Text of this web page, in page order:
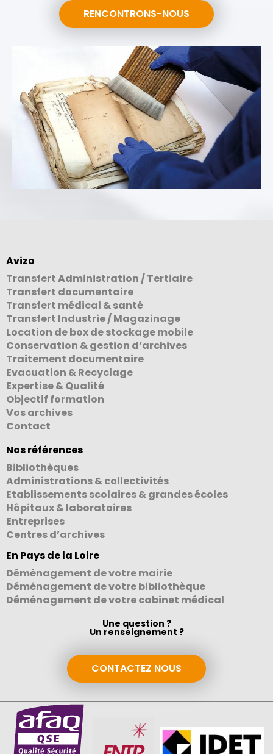
RENCONTRONS-NOUS
Avizo
Transfert Administration / Tertiaire
Transfert documentaire
Transfert médical & santé
Transfert Industrie / Magazinage
Location de box de stockage mobile
Conservation & gestion d’archives
Traitement documentaire
Evacuation & Recyclage
Expertise & Qualité
Objectif formation
Vos archives
Contact
Nos références
Bibliothèques
Administrations & collectivités
Etablissements scolaires & grandes écoles
Hôpitaux & laboratoires
Entreprises
Centres d’archives
En Pays de la Loire
Déménagement de votre mairie
Déménagement de votre bibliothèque
Déménagement de votre cabinet médical
Une question ?
Un renseignement ?
CONTACTEZ NOUS